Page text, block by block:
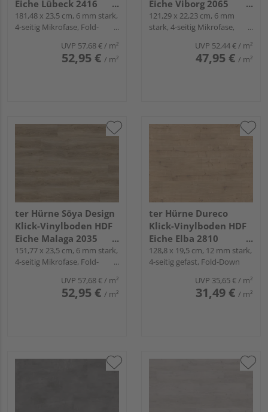
Eiche Lübeck 2416
Landhausdiele - WOOD
EDITION
181,48 x 23,5 cm, 6 mm stark,
4-seitig Mikrofase, Fold-
UVP 57,68 €/ m²
52,95 € / m²
Eiche Viborg 2065
Landhausdiele - WOOD
EDITION
121,29 x 22,23 cm, 6 mm
stark, 4-seitig Mikrofase,
UVP 52,44 €/ m²
47,95 € / m²
ter Hürne Sōya Design
Klick-Vinylboden HDF
Eiche Malaga 2035
Landhausdiele - WOOD
EDITION
151,77 x 23,5 cm, 6 mm stark,
4-seitig Mikrofase, Fold-
UVP 57,68 €/ m²
52,95 € / m²
ter Hürne Dureco
Klick-Vinylboden HDF
Eiche Elba 2810
Landhausdiele -
CLASSIC COLLECTION
128,8 x 19,5 cm, 12 mm stark,
4-seitig gefast, Fold-Down
UVP 35,65 €/ m²
31,49 € / m²